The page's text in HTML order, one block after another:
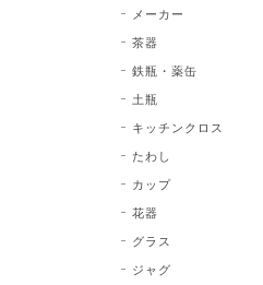
メーカー
茶器
鉄瓶・薬缶
土瓶
キッチンクロス
たわし
カップ
花器
グラス
ジャグ